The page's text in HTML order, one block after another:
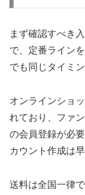
まず確認すべき
で、定番ライン
でも同じタイミ
オンラインショ
れており、ファ
の会員登録が必
カウント作成は
送料は全国一律